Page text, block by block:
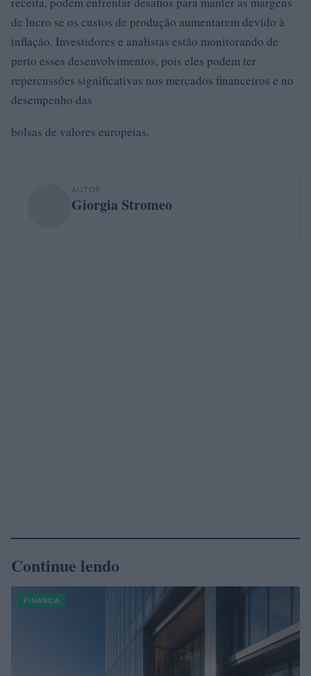
de lucro se os custos de produção aumentarem devido à
inflação. Investidores e analistas estão monitorando de
perto esses desenvolvimentos, pois eles podem ter
repercussões significativas nos mercados financeiros e no
desempenho das
bolsas de valores europeias.
AUTOR
Giorgia Stromeo
Continue lendo
FINANÇA